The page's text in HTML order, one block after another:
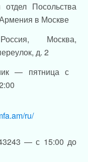
отдел Посольства
в Москве
Москва,
д. 2
— пятница с
ru/
— с 15:00 до